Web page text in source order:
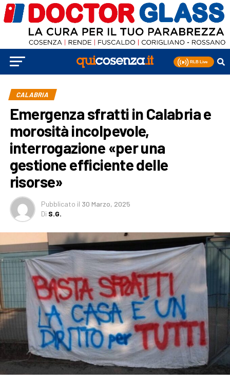
CALABRIA
Emergenza sfratti in Calabria e
morosità incolpevole,
interrogazione «per una
gestione efficiente delle
risorse»
Pubblicato il 30 Marzo, 2025
Di S.G.